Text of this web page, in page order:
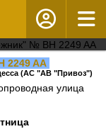
2249 AA
(АС "АВ "Привоз")
улица